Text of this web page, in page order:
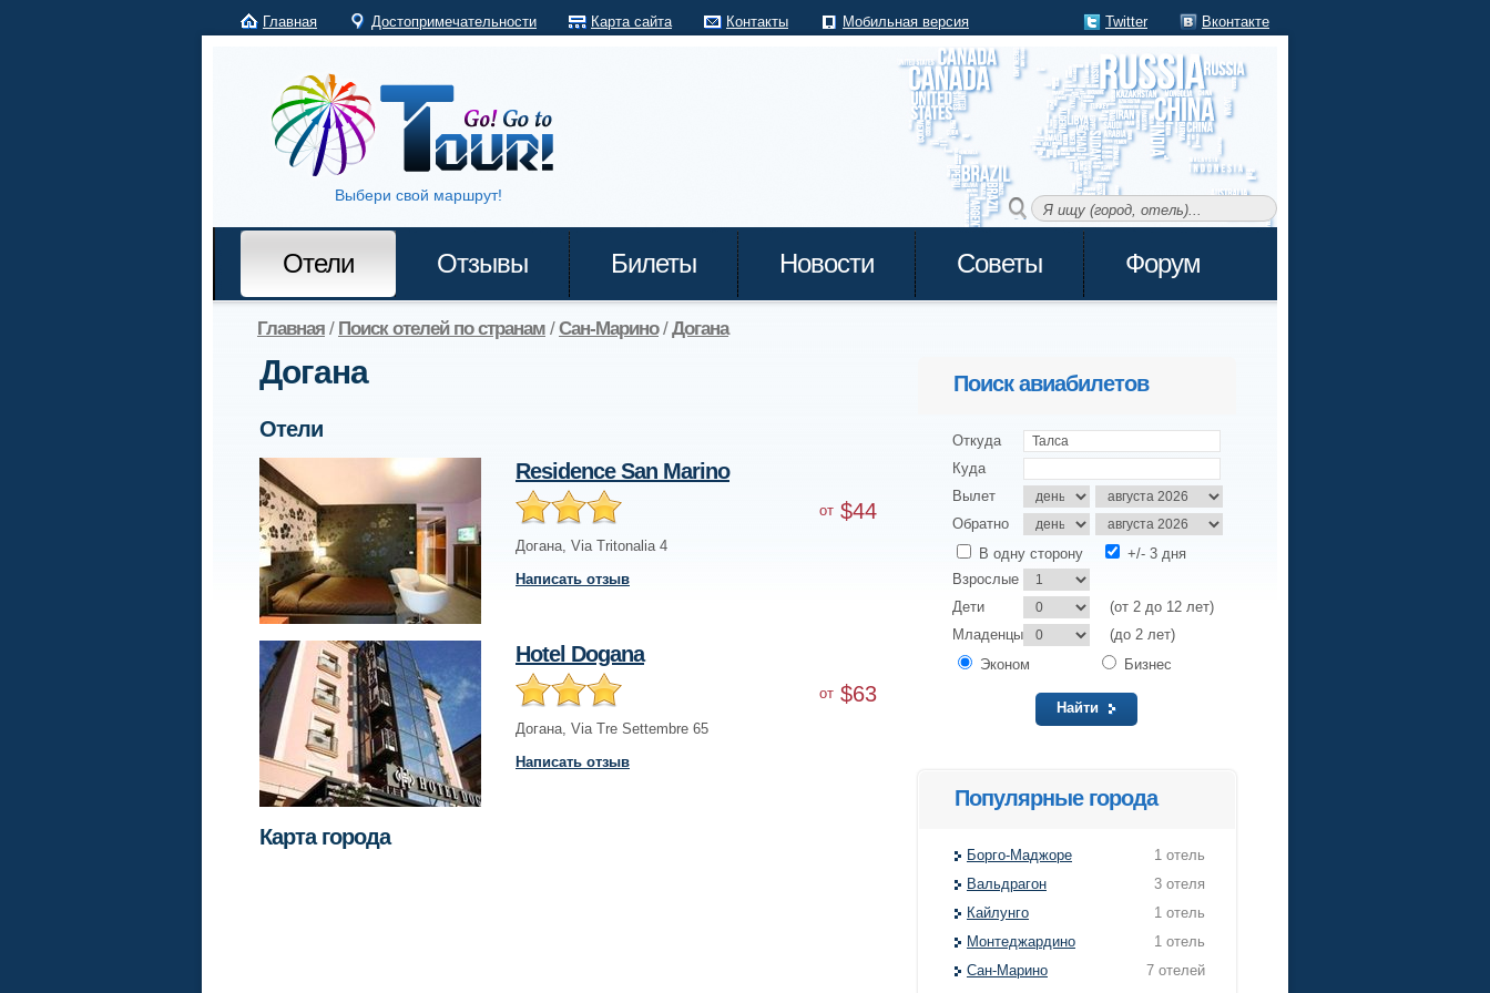
Главная Достопримечательности Карта сайта Контакты Мобильная версия Twitter Вконтакте
Выбери свой маршрут!
Отели Отзывы Билеты Новости Советы Форум
Главная / Поиск отелей по странам /Сан-Марино/Догана
Догана
Отели
Residence San Marino
от $44
Догана, Via Tritonalia 4
Написать отзыв
Hotel Dogana
от $63
Догана, Via Tre Settembre 65
Написать отзыв
Карта города
Поиск авиабилетов
Откуда
Куда
Вылет
Обратно
В одну сторону
+/- 3 дня
Взрослые
Дети
(от 2 до 12 лет)
Младенцы
(до 2 лет)
Эконом
Бизнес
Найти
Популярные города
1 отель
Борго-Маджоре
3 отеля
Вальдрагон
1 отель
Кайлунго
1 отель
Монтеджардино
7 отелей
Сан-Марино